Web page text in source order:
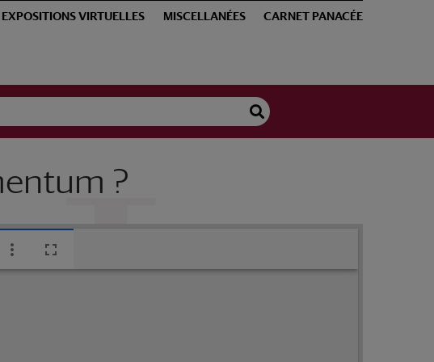
EXPOSITIONS VIRTUELLES MISCELLANÉES CARNET PANACÉE
?
An Aër praecipuum Digestionis instrumentum ?